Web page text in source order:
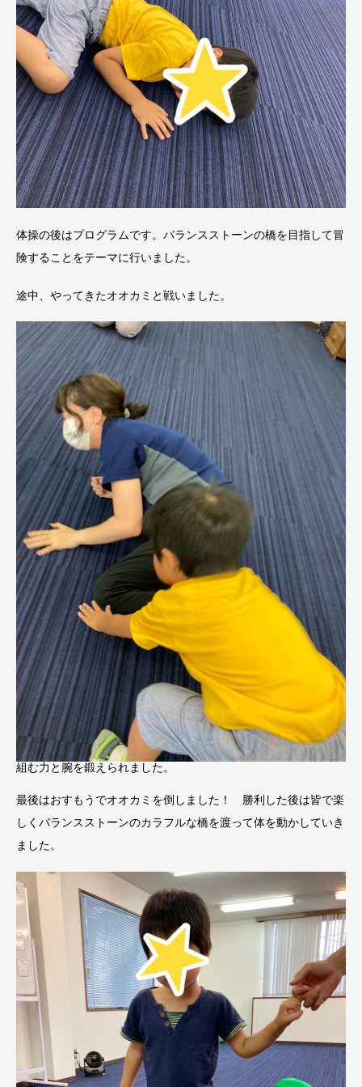
体操の後はプログラムです。バランスストーンの橋を目指して冒
険することをテーマに行いました。
途中、やってきたオオカミと戦いました。
組む力と腕を鍛えられました。
最後はおすもうでオオカミを倒しました！ 勝利した後は皆で楽
しくバランスストーンのカラフルな橋を渡って体を動かしていき
ました。